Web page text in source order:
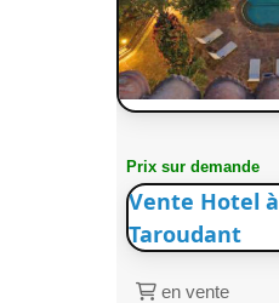
Prix sur demande
Vente Hotel à
Taroudant
en vente